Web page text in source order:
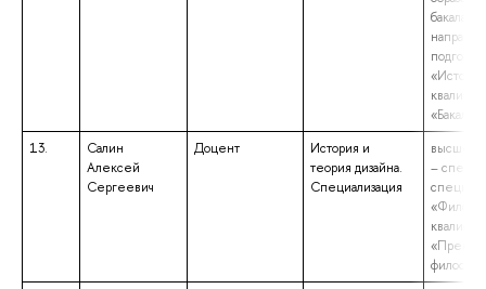
13.
Салин
Алексей
Сергеевич
Доцент
История и
теория дизайна.
Специализация
высшее
–